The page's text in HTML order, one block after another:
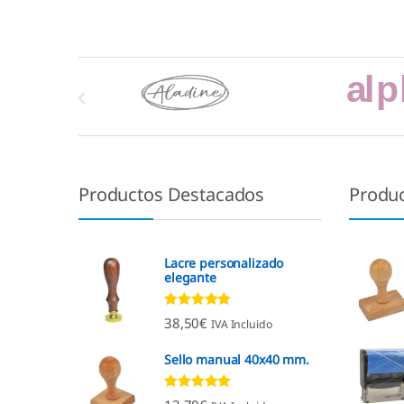
Marcas De Carrusel
Productos Destacados
Lacre personalizado
elegante
Valorado con
4.92de 5
38,50€ IVA Incluido
Sello manual 40x40 mm.
Valorado con